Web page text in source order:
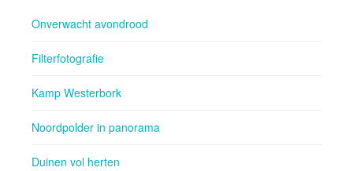
Onverwacht avondrood
Filterfotografie
Kamp Westerbork
Noordpolder in panorama
Duinen vol herten